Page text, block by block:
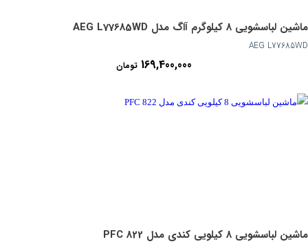
ماشین لباسشویی 8 کیلوگرم آاگ مدل AEG L77685WD
AEG L77685WD
169,400,000 تومان
ماشین لباسشویی 8 کیلویی کندی مدل PFC 822